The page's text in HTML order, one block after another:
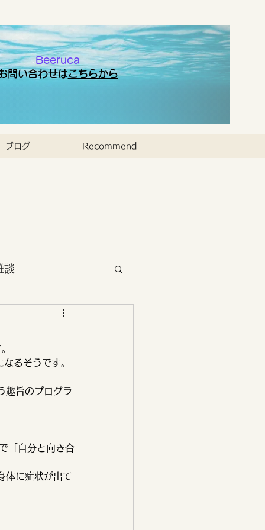
Beeruca
問い合わせはこちらから
ブログ Recommend
談
ぎタッチセラピー
るそうです。
趣旨のプログラ
「自分と向き合
体に症状が出て